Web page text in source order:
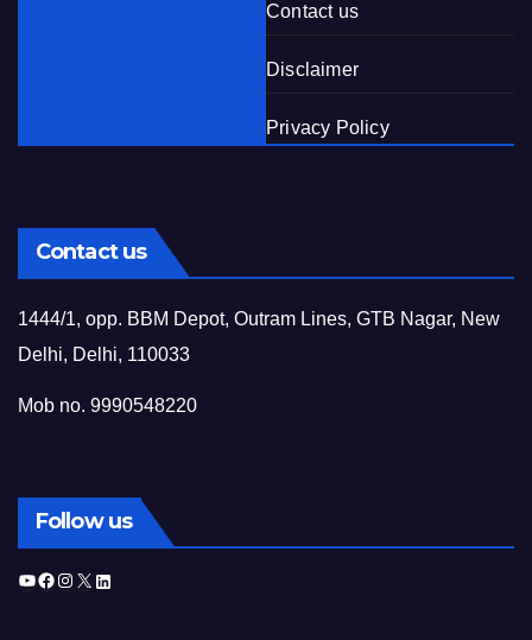
Contact us
Disclaimer
Privacy Policy
Contact us
1444/1, opp. BBM Depot, Outram Lines, GTB Nagar, New
Delhi, Delhi, 110033
Mob no. 9990548220
Follow us
YouTube
Facebook
Instagram
X LinkedIn